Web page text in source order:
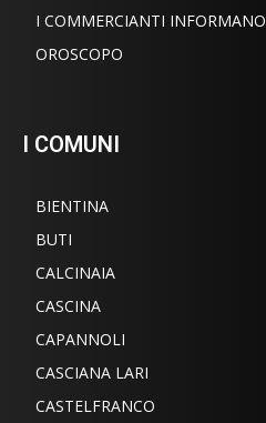
I COMMERCIANTI INFORMANO
OROSCOPO
I COMUNI
BIENTINA
BUTI
CALCINAIA
CASCINA
CAPANNOLI
CASCIANA LARI
CASTELFRANCO